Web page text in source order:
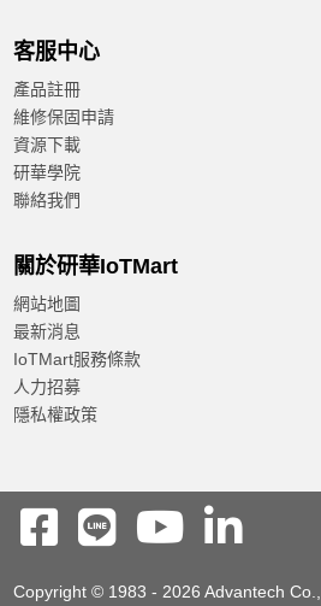
客服中心
產品註冊
維修保固申請
資源下載
研華學院
聯絡我們
關於研華IoTMart
網站地圖
最新消息
IoTMart服務條款
人力招募
隱私權政策
Copyright © 1983 - 2026 Advantech